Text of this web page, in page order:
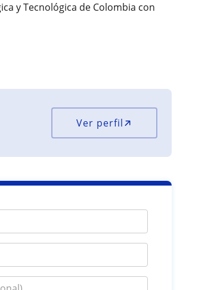
y Tecnológica de Colombia con
Ver perfil